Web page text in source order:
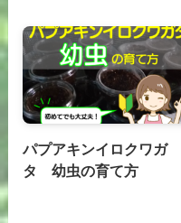
パプアキンイロクワガ
タ 幼虫の育て方